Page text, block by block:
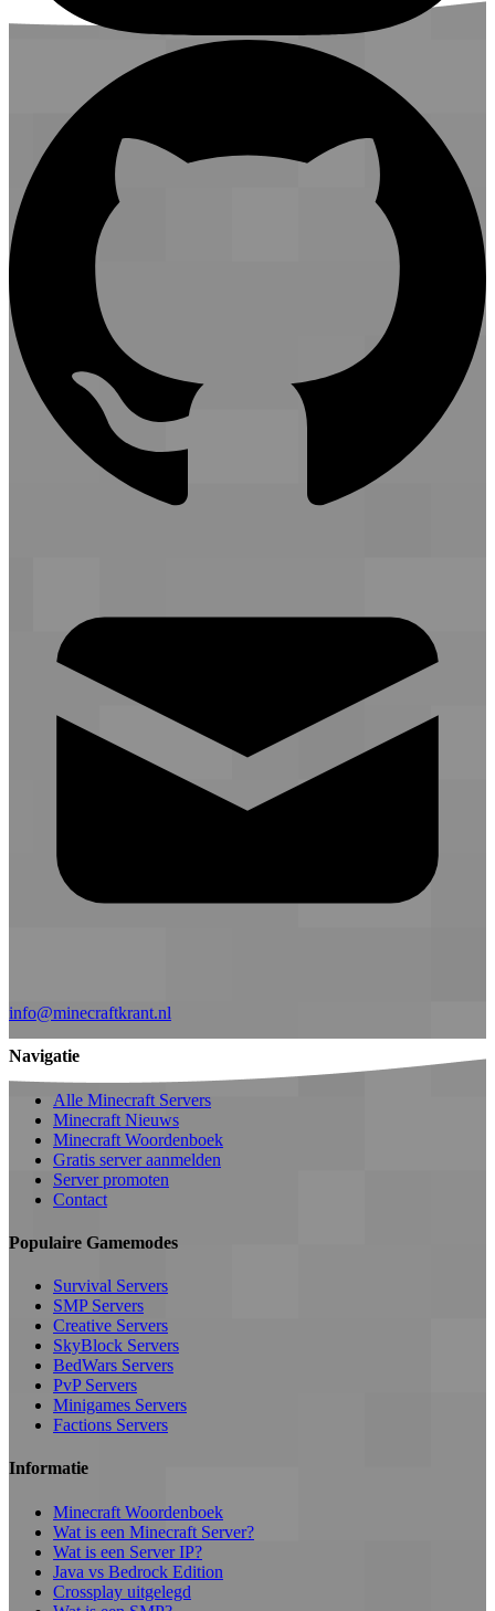
info@minecraftkrant.nl
Navigatie
Alle Minecraft Servers
Minecraft Nieuws
Minecraft Woordenboek
Gratis server aanmelden
Server promoten
Contact
Populaire Gamemodes
Survival Servers
SMP Servers
Creative Servers
SkyBlock Servers
BedWars Servers
PvP Servers
Minigames Servers
Factions Servers
Informatie
Minecraft Woordenboek
Wat is een Minecraft Server?
Wat is een Server IP?
Java vs Bedrock Edition
Crossplay uitgelegd